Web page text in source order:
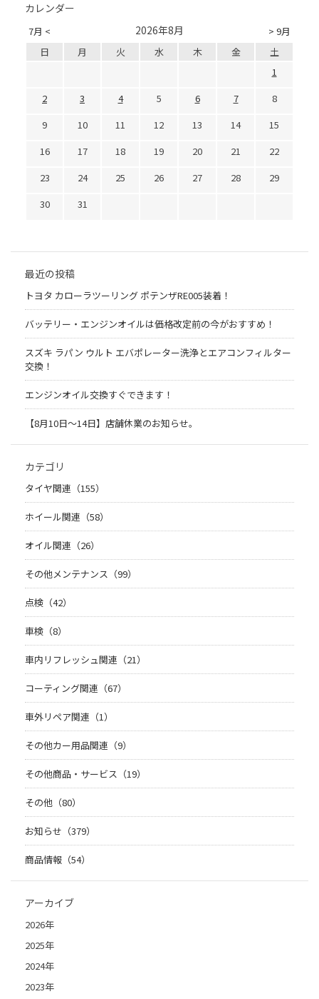
カレンダー
7月 < > 9月
2026年8月
日 月 火 水 木 金
土
1
2
3 4 5 6 7
8
9
10 11 12 13 14
15
16
17 18 19 20 21
22
23
24 25 26 27 28
29
30
31
最近の投稿
トヨタ カローラツーリング ポテンザRE005装着！
バッテリー・エンジンオイルは価格改定前の今がおすすめ！
スズキ ラパン ウルト エバポレーター洗浄とエアコンフィルター
交換！
エンジンオイル交換すぐできます！
【8月10日～14日】店舗休業のお知らせ。
カテゴリ
タイヤ関連（155）
ホイール関連（58）
オイル関連（26）
その他メンテナンス（99）
点検（42）
車検（8）
車内リフレッシュ関連（21）
コーティング関連（67）
車外リペア関連（1）
その他カー用品関連（9）
その他商品・サービス（19）
その他（80）
お知らせ（379）
商品情報（54）
アーカイブ
2026年
2025年
2024年
2023年